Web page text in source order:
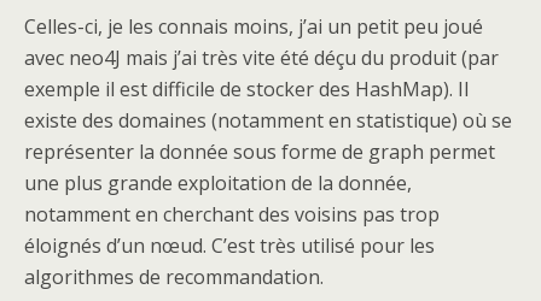
Celles-ci, je les connais moins, j’ai un petit peu joué
avec neo4J mais j’ai très vite été déçu du produit (par
exemple il est difficile de stocker des HashMap). Il
existe des domaines (notamment en statistique) où se
représenter la donnée sous forme de graph permet
une plus grande exploitation de la donnée,
notamment en cherchant des voisins pas trop
éloignés d’un nœud. C’est très utilisé pour les
algorithmes de recommandation.